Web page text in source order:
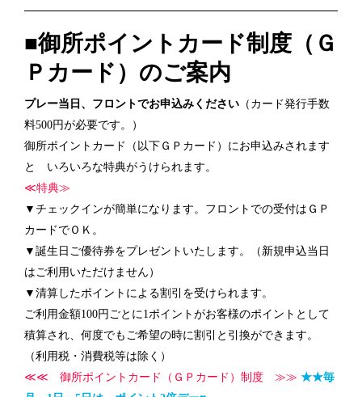
■御所ポイントカード制度（Ｇ
Ｐカード）のご案内
プレー当日、フロントでお申込みください （カード発行手数
料500円が必要です。）
御所ポイントカード（以下ＧＰカード）にお申込みされます
と いろいろな特典がうけられます。
≪特典≫
▼チェックインが簡単になります。フロントでの受付はＧＰ
カードでＯＫ。
▼誕生日ご優待券をプレゼントいたします。（新規申込当日
はご利用いただけません）
▼清算したポイントによる割引を受けられます。
ご利用金額100円ごとに1ポイントがお客様のポイントとして
積算され、何度でもご希望の時に割引と引換ができます。
（利用税・消費税等は除く）
≪≪ 御所ポイントカード（ＧＰカード）制度 ≫≫ ★★毎